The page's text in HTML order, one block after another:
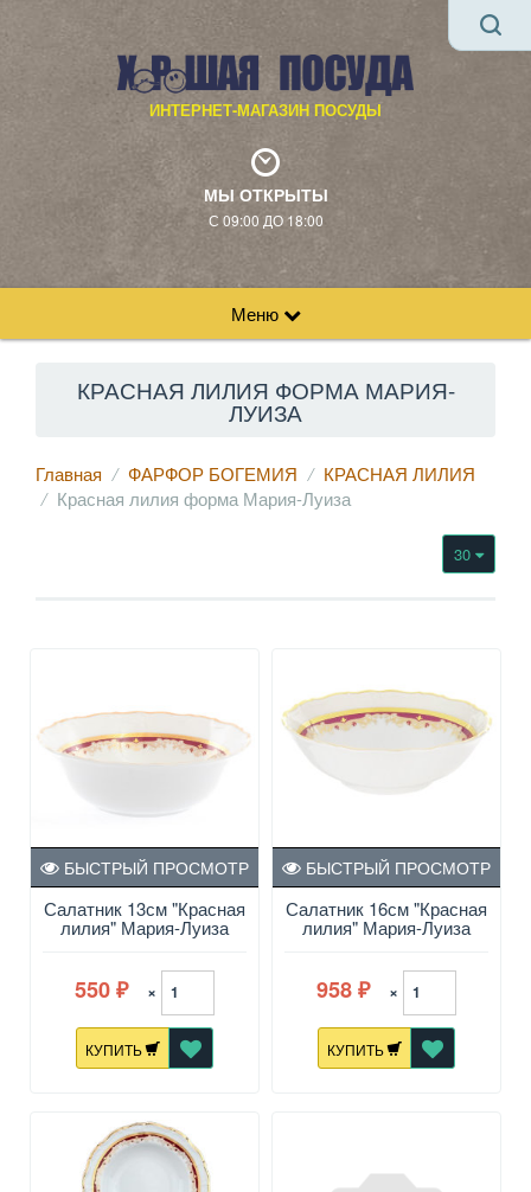
ИНТЕРНЕТ-МАГАЗИН ПОСУДЫ
МЫ ОТКРЫТЫ
С 09:00 ДО 18:00
Меню
КРАСНАЯ ЛИЛИЯ ФОРМА МАРИЯ-
ЛУИЗА
Главная ФАРФОР БОГЕМИЯ
КРАСНАЯ ЛИЛИЯ
Красная лилия форма Мария-Луиза
30
Салатник 13см "Красная
лилия" Мария-Луиза
БЫСТРЫЙ ПРОСМОТР
550 ₽ ×
КУПИТЬ
Салатник 16см "Красная
лилия" Мария-Луиза
БЫСТРЫЙ ПРОСМОТР
958 ₽ ×
КУПИТЬ